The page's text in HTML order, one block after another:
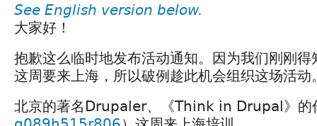
See English version below.
大家好！
抱歉这么临时地发布活动通知。因为我们刚刚
这周要来上海，所以破例趁此机会组织这场活动
北京的著名Drupaler、《Think in Drupal》的